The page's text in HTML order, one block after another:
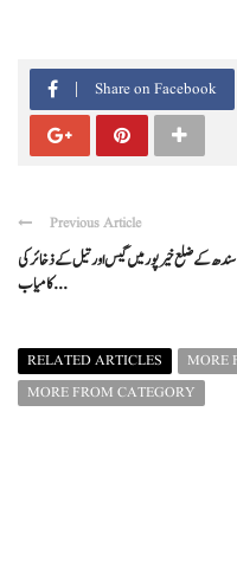
Share on Facebook
Previous Article
سندھ کے ضلع خیرپور میں گیس اور تیل کے ذخائر کی
کامیاب ...
RELATED ARTICLES
MORE
MORE FROM CATEGORY